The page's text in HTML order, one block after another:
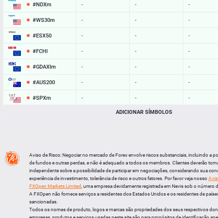
#NDXm - - -
#WS30m - - -
#ESX50 - - -
#FCHI - - -
#GDAXIm - - -
#AUS200 - - -
#SPXm - - -
-
LTCUSD 45.567 45.663 96
XRPUSD 1.04135 1.04295 160
ETHUSD 1922.143 1922.447 304
ADICIONAR SÍMBOLOS
Aviso de Risco: Negociar no mercado de Forex envolve riscos substanciais, incluindo a
de fundos e outras perdas, e não é adequado a todos os membros. Clientes deverão
independente sobre a possibilidade de participar em negociações, considerando sua
experiência de investimento, tolerância de risco e outros fatores. Por favor veja nosso
FXOpen Markets Limited , uma empresa devidamente registrada em Nevis sob o número
A FXOpen não fornece serviços a residentes dos Estados Unidos e os residentes de
sancionadas.
Todos os nomes de produto, logos e marcas são propriedades dos seus respectivos